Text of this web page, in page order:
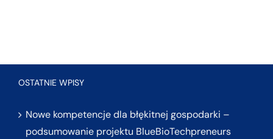
OSTATNIE WPISY
Nowe kompetencje dla błękitnej gospodarki –
podsumowanie projektu BlueBioTechpreneurs